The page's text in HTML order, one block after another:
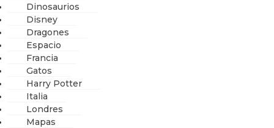
Dinosaurios
Disney
Dragones
Espacio
Francia
Gatos
Harry Potter
Italia
Londres
Mapas